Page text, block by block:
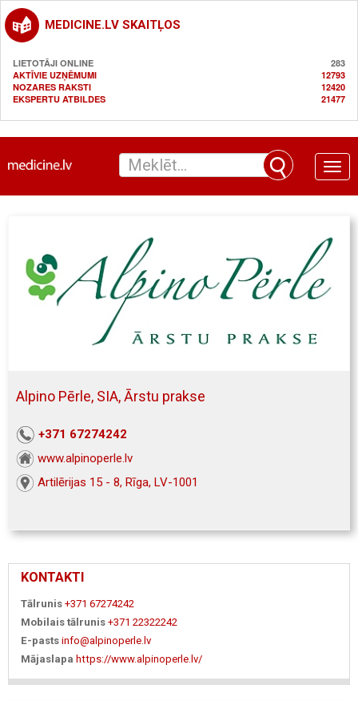
MEDICINE.LV SKAITĻOS
LIETOTĀJI ONLINE
283
AKTĪVIE UZŅĒMUMI
12793
NOZARES RAKSTI
12420
EKSPERTU ATBILDES
21477
Toggle
Alpino Pērle, SIA, Ārstu prakse
+371 67274242
www.alpinoperle.lv
Artilērijas 15 - 8, Rīga, LV-1001
KONTAKTI
Tālrunis +371 67274242
Mobilais tālrunis +371 22322242
E-pasts info@alpinoperle.lv
Mājaslapa https://www.alpinoperle.lv/